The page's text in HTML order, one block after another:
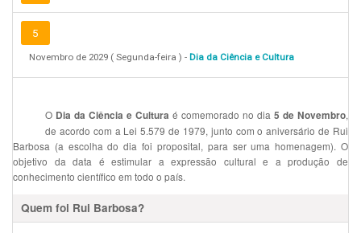
5
Novembro de 2029 ( Segunda-feira ) - Dia da Ciência e Cultura
O Dia da Ciência e Cultura é comemorado no dia 5 de Novembro,
de acordo com a Lei 5.579 de 1979, junto com o aniversário de Rui
Barbosa (a escolha do dia foi proposital, para ser uma homenagem). O
objetivo da data é estimular a expressão cultural e a produção de
conhecimento científico em todo o país.
Quem foi Rui Barbosa?